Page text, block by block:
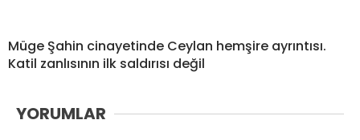
Müge Şahin cinayetinde Ceylan hemşire ayrıntısı.
Katil zanlısının ilk saldırısı değil
YORUMLAR